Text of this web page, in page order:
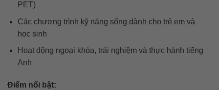
PET)
Các chương trình kỹ năng sống dành cho trẻ em và
học sinh
Hoạt động ngoại khóa, trải nghiệm và thực hành tiếng
Anh
Điểm nổi bật: